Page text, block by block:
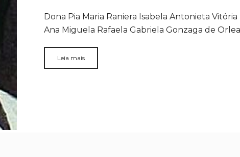
Dona Pia Maria Raniera Isabela Antonieta
Ana Miguela Rafaela Gabriela Gonzaga de
Leia mais